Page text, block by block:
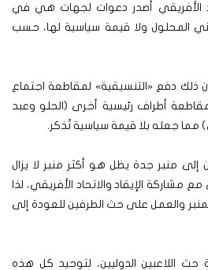
الأفريقي أصدر دعوات لجهات هي في
المحلول ولا قيمة سياسية لها، حسب
ذلك دفع «التنسيقية» لمقاطعة اجتماع
مقاطعة أطراف رئيسية أخرى (الحلو وعبد
مما جعله بلا قيمة سياسية تُذكر.
منبر جدة يظل هو أكثر منبر لا يزال
الإيقاد والاتحاد الأفريقي، لذا
والعمل على حث الطرفين للعودة إلى
اللاعبين الدوليين، لتوحيد كل هذه